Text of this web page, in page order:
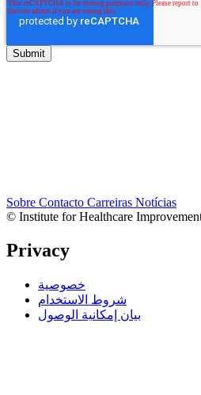
Sobre Contacto Carreiras Notícias
© Institute for Healthcare
Privacy
خصوصية
شروط الاستخدام
بيان إمكانية الوصول